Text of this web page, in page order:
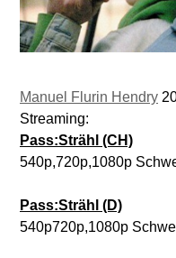
Manuel Flurin Hendry
Streaming:
Pass:Strähl (CH)
540p,720p,1080p
Pass:Strähl (D)
540p720p,1080p